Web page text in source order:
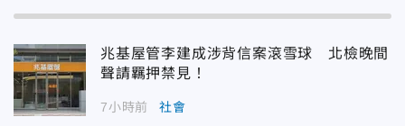
兆基屋管李建成涉背信案滾雪球 北檢晚間
聲請羈押禁見！
7小時前 社會